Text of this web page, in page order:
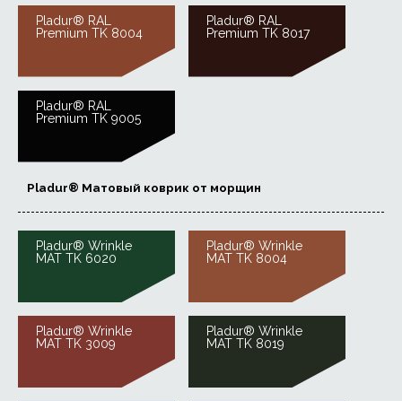
Pladur® RAL
Premium TK 8004
Pladur® RAL
Premium TK 8017
Pladur® RAL
Premium TK 9005
Pladur® Матовый коврик от морщин
Pladur® Wrinkle
MAT TK 6020
Pladur® Wrinkle
MAT TK 8004
Pladur® Wrinkle
MAT TK 3009
Pladur® Wrinkle
MAT TK 8019